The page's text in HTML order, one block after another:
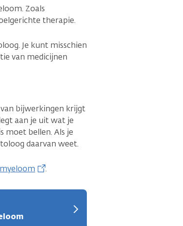
Zoals
therapie.
Je kunt misschien
van medicijnen
bijwerkingen krijgt
aan je uit wat je
moet bellen. Als je
daarvan weet.
.